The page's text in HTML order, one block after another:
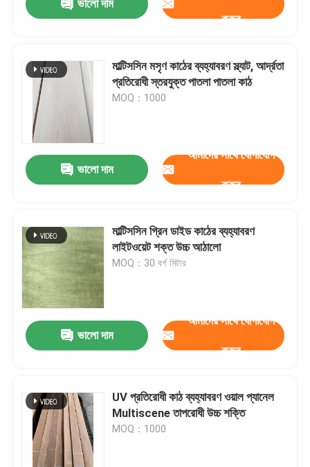
ভালো দাম
করুন
মাল্টিসসিন মসৃণ কাঠের ব্যহ্যাবরণ স্ল্যাট, আর্দ্রতা
প্রতিরোধী স্তরযুক্ত পাতলা পাতলা কাঠ
MOQ：1000
ভালো দাম
আমাদের সাথে যোগাযোগ
করুন
মাল্টিসসিন গ্রিন ডাইড কাঠের ব্যহ্যাবরণ
লাইটওয়েট শক্ত উচ্চ আঠালো
MOQ：30 বর্গ মিটার
ভালো দাম
আমাদের সাথে যোগাযোগ
করুন
UV প্রতিরোধী কাঠ ব্যহ্যাবরণ ওয়াল প্যানেল
Multiscene তাপরোধী উচ্চ শক্তি
MOQ：1000